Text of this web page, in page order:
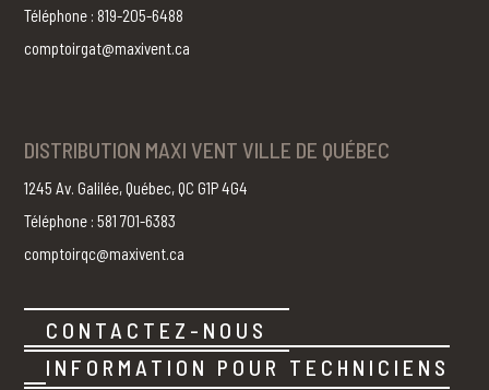
Téléphone : 819-205-6488
comptoirgat@maxivent.ca
DISTRIBUTION MAXI VENT VILLE DE QUÉBEC
1245 Av. Galilée, Québec, QC G1P 4G4
Téléphone : 581 701-6383
comptoirqc@maxivent.ca
CONTACTEZ-NOUS
INFORMATION POUR TECHNICIENS